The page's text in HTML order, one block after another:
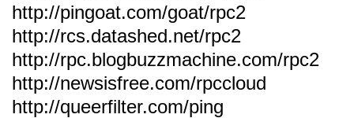
http://pingoat.com/goat/rpc2
http://rcs.datashed.net/rpc2
http://rpc.blogbuzzmachine.com/rpc2
http://newsisfree.com/rpccloud
http://queerfilter.com/ping